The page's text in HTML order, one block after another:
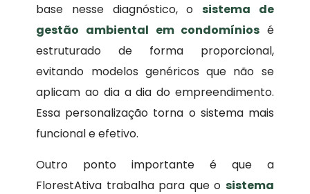
base nesse diagnóstico, o sistema de
gestão ambiental em condomínios é
estruturado de forma proporcional,
evitando modelos genéricos que não se
aplicam ao dia a dia do empreendimento.
Essa personalização torna o sistema mais
funcional e efetivo.
Outro ponto importante é que a
FlorestAtiva trabalha para que o sistema